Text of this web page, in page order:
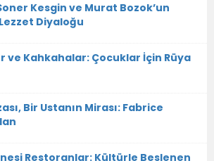
Kesgin ve Murat Bozok’un
Diyaloğu
ve Kahkahalar: Çocuklar İçin Rüya
Bir Ustanın Mirası: Fabrice
Restoranlar: Kültürle Beslenen